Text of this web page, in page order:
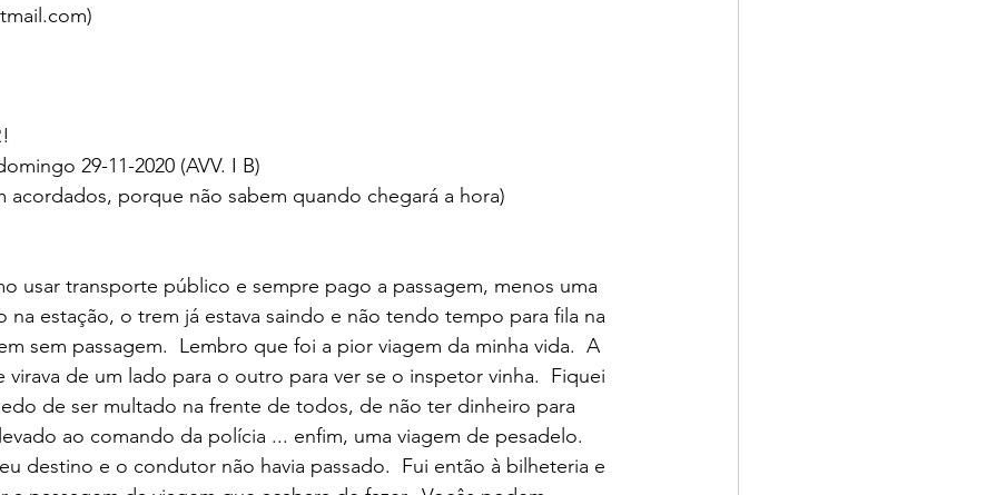
29-11-2020 (AVV. I B)
acordados, porque não sabem quando chegará a hora)
na estação, o trem já estava saindo e não tendo tempo para fila na
sem passagem.  Lembro que foi a pior viagem da minha vida.  A
virava de um lado para o outro para ver se o inspetor vinha.  Fiquei
de ser multado na frente de todos, de não ter dinheiro para
ao comando da polícia ... enfim, uma viagem de pesadelo.
destino e o condutor não havia passado.  Fui então à bilheteria e